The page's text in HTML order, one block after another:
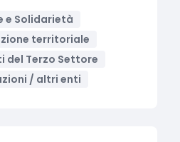
e Solidarietà
territoriale
del Terzo Settore
/ altri enti